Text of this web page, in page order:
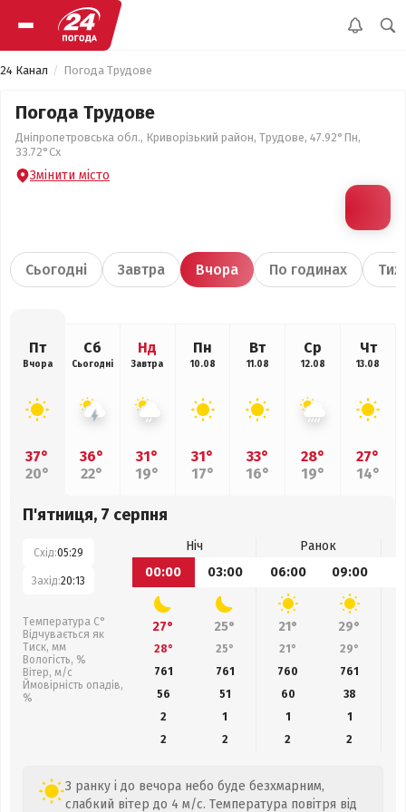
24 Канал Погода Трудове
Погода Трудове
Дніпропетровська обл., Криворізький район, Трудове, 47.92°Пн,
33.72°Сх
Змінити місто
Сьогодні Завтра Вчора По годинах
Пт
Вчора
37°
20°
Сб
Сьогодні
36°
22°
Нд
Завтра
31°
19°
Пн
10.08
31°
17°
Вт
11.08
33°
16°
Ср
12.08
28°
19°
Чт
13.08
27°
14°
П'ятниця, 7 серпня
Схід:05:29
Захід:20:13
Температура С°
Відчувається як
Тиск, мм
Вологість, %
Вітер, м/с
Ймовірність опадів,
%
Ніч
Ранок
00:00
03:00 06:00 09:00
27° 25° 21° 29°
28° 25° 21° 29°
761
761 760 761
56
51 60 38
2
1 1
1
2
2 2 2
З ранку і до вечора небо буде безхмарним,
слабкий вітер до 4 м/с. Температура повітря від